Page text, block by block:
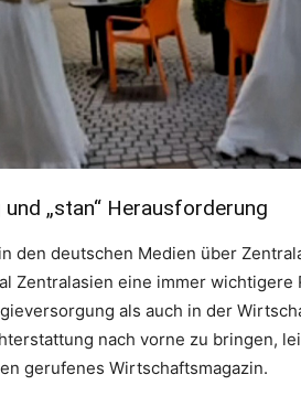
„stan“ Herausforderung
den deutschen Medien über
Zentralasien eine immer
als auch in der
nach vorne zu bringen,
gerufenes Wirtschaftsmagazin.